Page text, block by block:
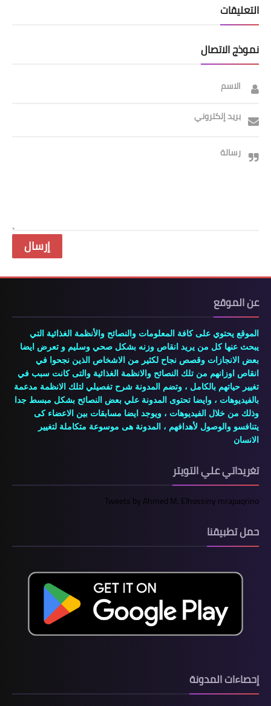
التعليقات
نموذج الاتصال
الاسم
بريد إلكتروني
رسالة
عن الموقع
الموقع يحتوي على كافة المعلومات والنصائح والأنظمة الغذائية التي
يبحث عنها كل من يريد انقاص وزنه بشكل صحي وسليم و تعرض ايضا
بعض الانجازات وقصص نجاح لكثير من الاشخاص الذين نجحوا في
انقاص اوزانهم من تلك النصائح والانظمة الغذائية والتى كانت سبب في
تغيير حياتهم بالكامل ، وتضم المدونة شرح تفصيلي لتلك الانظمة مدعمة
بالفيديوهات ، وايضا تحتوى المدونة علي بعض النصائح بشكل مبسط جدا
وذلك من خلال الفيديوهات ، ويوجد ايضا مسابقات بين الاعضاء كى
يتنافسو والوصول لأهدافهم ، المدونة هى موسوعة متكاملة لتغيير
الانسان
تغريداتي علي التويتر
Tweets by Ahmed M. Elhossiny mrapaqrino
حمل تطبيقنا
إحصاءات المدونة